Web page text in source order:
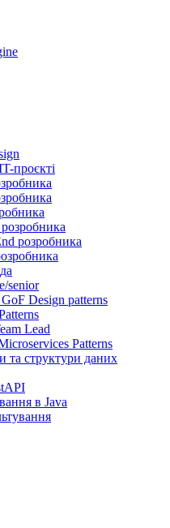
проєкті
розробника
senior
Design patterns
Lead
Patterns
та структури даних
в Java